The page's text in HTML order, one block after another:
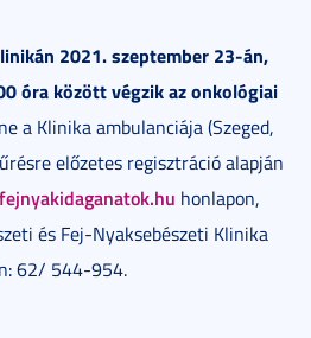
2021. szeptember 23-án,
óra között végzik az onkológiai
a Klinika ambulanciája (Szeged,
előzetes regisztráció alapján
honlapon,
és Fej-Nyaksebészeti Klinika
62/ 544-954.